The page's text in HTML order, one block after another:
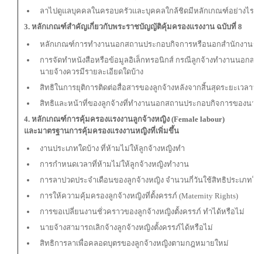
ลาไปดูแลบุคคลในครอบครัวและบุคคลใกล้ชิดมีหลักเกณฑ์อย่างไร
3. หลักเกณฑ์สำคัญเกี่ยวกับพระราชบัญญัติคุ้มครองแรงงาน ฉบับที่ 8
หลักเกณฑ์การทำงานนอกสถานประกอบกิจการหรือนอกสำนักงานข
การจัดทำหนังสือหรือข้อมูลอิเล็กทรอนิกส์ กรณีลูกจ้างทำงานนอกส
นายจ้างควรมีรายละเอียดใดบ้าง
สิทธิในการยุติการติดต่อสื่อสารของลูกจ้างหลังจากสิ้นสุดระยะเวลาทำ
สิทธิและหน้าที่ของลูกจ้างที่ทำงานนอกสถานประกอบกิจการของนาย
4. หลักเกณฑ์การคุ้มครองแรงงานลูกจ้างหญิง (Female labour)
และมาตรฐานการคุ้มครองแรงงานหญิงที่เพิ่มขึ้น
งานประเภทใดบ้าง ที่ห้ามไม่ให้ลูกจ้างหญิงทำ
การกำหนดเวลาที่ห้ามไม่ให้ลูกจ้างหญิงทำงาน
การลาปวดประจำเดือนของลูกจ้างหญิง จำนวนกี่วันใช้สิทธิประเภทใด
การให้ความคุ้มครองลูกจ้างหญิงที่ตั้งครรภ์ (Maternity Rights)
การขอเปลี่ยนงานชั่วคราวของลูกจ้างหญิงตั้งครรภ์ ทำได้หรือไม่
นายจ้างสามารถเลิกจ้างลูกจ้างหญิงตั้งครรภ์ได้หรือไม่
สิทธิการลาเพื่อคลอดบุตรของลูกจ้างหญิงตามกฎหมายใหม่